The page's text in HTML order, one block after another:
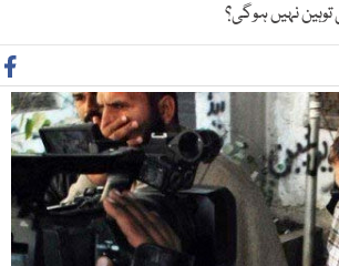
توہین نہیں ہوگی؟